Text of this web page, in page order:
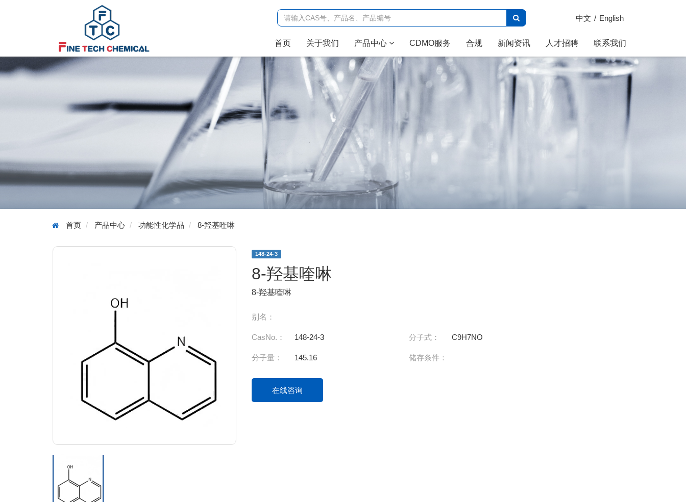
中文 English
首页(current)关于我们 产品中心 CDMO服务 合规 新闻资讯 人才招聘 联系我们
首页 产品中心 功能性化学品 8-羟基喹啉
148-24-3
8-羟基喹啉
8-羟基喹啉
别名：
CasNo.： 148-24-3 分子式： C9H7NO
分子量： 145.16 储存条件：
在线咨询